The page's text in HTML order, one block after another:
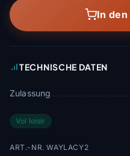
In
TECHNISCHE DATEN
Zulassung
Vol loisir
ART.-NR. WAYLACY2